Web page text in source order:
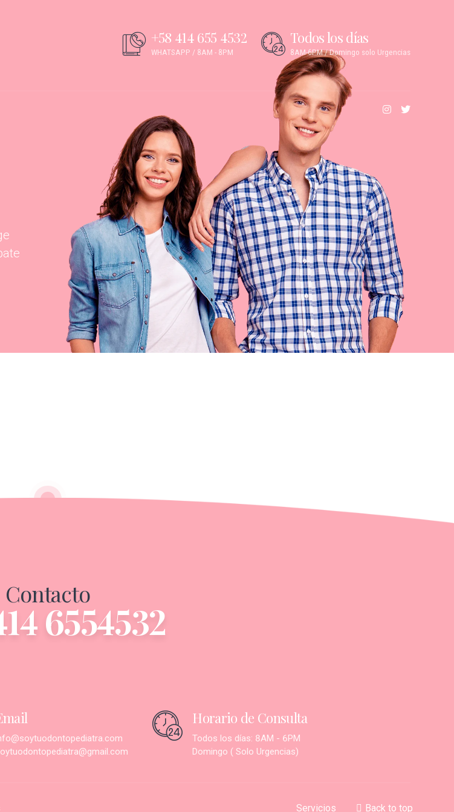
+58 414 655 4532
WHATSAPP / 8AM - 8PM
Todos los días
8AM-6PM / Domingo solo Urgencias
Contacto
6554532
Horario de Consulta
Todos los días: 8AM - 6PM
Domingo ( Solo Urgencias)
Servicios Back to top